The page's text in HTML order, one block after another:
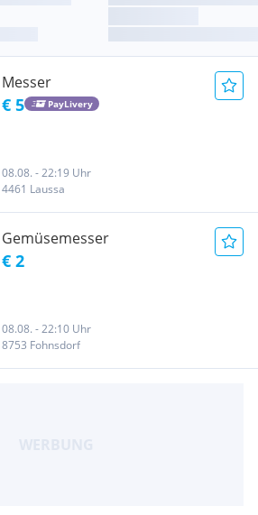
Messer
€ 5 PayLivery
08.08. - 22:19 Uhr
4461 Laussa
Gemüsemesser
€ 2
08.08. - 22:10 Uhr
8753 Fohnsdorf